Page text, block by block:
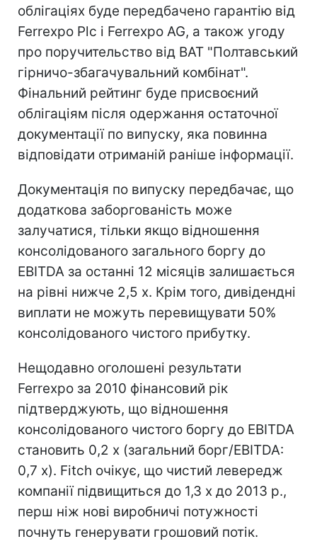
облігаціях буде передбачено гарантію від
Ferrexpo Plc і Ferrexpo AG, а також угоду
про поручительство від ВАТ "Полтавський
гірничо-збагачувальний комбінат".
Фінальний рейтинг буде присвоєний
облігаціям після одержання остаточної
документації по випуску, яка повинна
відповідати отриманій раніше інформації.
Документація по випуску передбачає, що
додаткова заборгованість може
залучатися, тільки якщо відношення
консолідованого загального боргу до
EBITDA за останні 12 місяців залишається
на рівні нижче 2,5 x. Крім того, дивідендні
виплати не можуть перевищувати 50%
консолідованого чистого прибутку.
Нещодавно оголошені результати
Ferrexpo за 2010 фінансовий рік
підтверджують, що відношення
консолідованого чистого боргу до EBITDA
становить 0,2 x (загальний борг/EBITDA:
0,7 x). Fitch очікує, що чистий левередж
компанії підвищиться до 1,3 x до 2013 р.,
перш ніж нові виробничі потужності
почнуть генерувати грошовий потік.